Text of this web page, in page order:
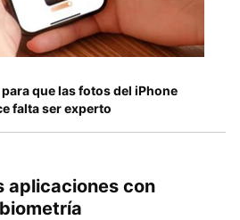
que las fotos del iPhone
falta ser experto
aplicaciones con